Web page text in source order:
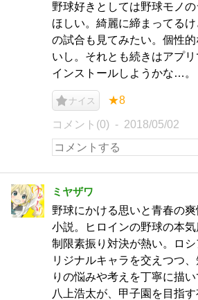
野球好きとしては野球モノ
ほしい。綺麗に締まってる
の試合も見てみたい。個性
いし。それとも続きはアプ
インストールしようかな…。
ナイス ★8
コメント(0) 2018/05/02
ミヤザワ
野球にかける思いと青春の
小説。ヒロインの野球の本
制限素振り対決が熱い。ロ
リジナルキャラを交えつつ
りの悩みや考えを丁寧に描
八上浩太が、甲子園を目指